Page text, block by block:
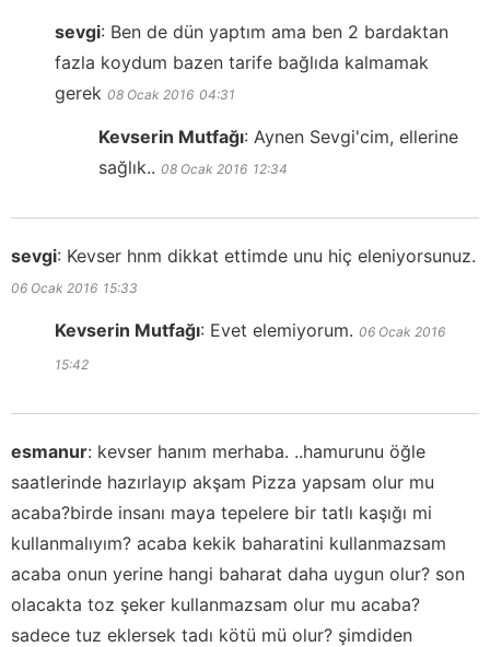
sevgi: Ben de dün yaptım ama ben 2 bardaktan
fazla koydum bazen tarife bağlıda kalmamak
gerek 08 Ocak 2016 04:31
Kevserin Mutfağı: Aynen Sevgi'cim, ellerine
sağlık.. 08 Ocak 2016 12:34
sevgi: Kevser hnm dikkat ettimde unu hiç eleniyorsunuz.
06 Ocak 2016 15:33
Kevserin Mutfağı: Evet elemiyorum. 06 Ocak 2016
15:42
esmanur: kevser hanım merhaba. ..hamurunu öğle
saatlerinde hazırlayıp akşam Pizza yapsam olur mu
acaba?birde insanı maya tepelere bir tatlı kaşığı mi
kullanmalıyım? acaba kekik baharatini kullanmazsam
acaba onun yerine hangi baharat daha uygun olur? son
olacakta toz şeker kullanmazsam olur mu acaba?
sadece tuz eklersek tadı kötü mü olur? şimdiden